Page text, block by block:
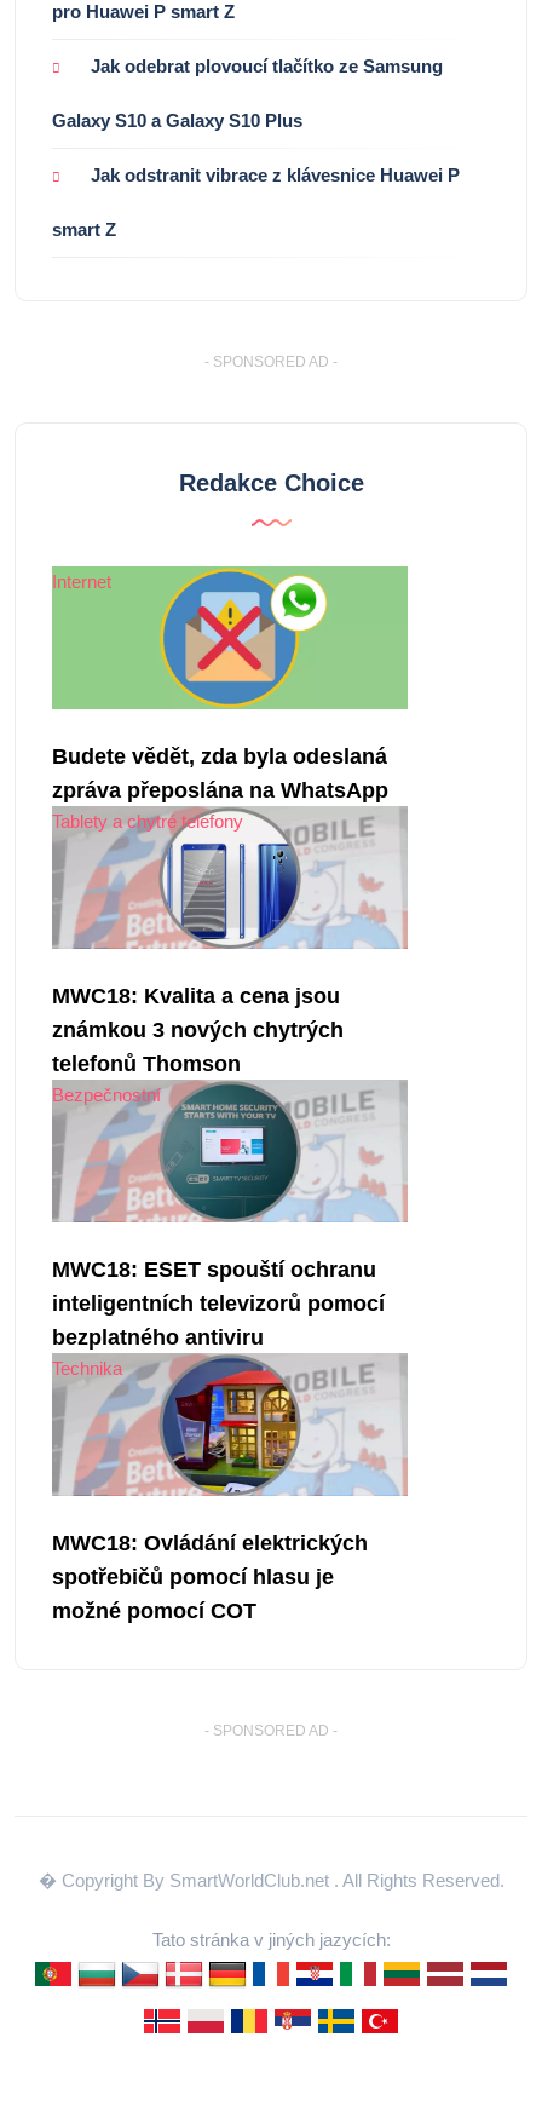
pro Huawei P smart Z
Jak odebrat plovoucí tlačítko ze Samsung
Galaxy S10 a Galaxy S10 Plus
Jak odstranit vibrace z klávesnice Huawei P
smart Z
- SPONSORED AD -
Redakce Choice
Internet
Budete vědět, zda byla odeslaná
zpráva přeposlána na WhatsApp
Tablety a chytré telefony
MWC18: Kvalita a cena jsou
známkou 3 nových chytrých
telefonů Thomson
Bezpečnostní
MWC18: ESET spouští ochranu
inteligentních televizorů pomocí
bezplatného antiviru
Technika
MWC18: Ovládání elektrických
spotřebičů pomocí hlasu je
možné pomocí COT
- SPONSORED AD -
� Copyright By SmartWorldClub.net . All Rights Reserved.
Tato stránka v jiných jazycích: